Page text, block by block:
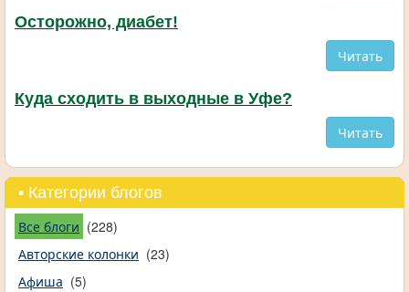
Осторожно, диабет!
Читать
Куда сходить в выходные в Уфе?
Читать
• Категории блогов
Все блоги (228)
Авторские колонки (23)
Афиша (5)